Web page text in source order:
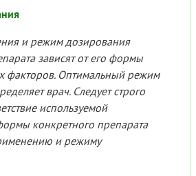
и режим дозирования
зависят от его формы
факторов. Оптимальный режим
врач. Следует строго
используемой
конкретного препарата
и режиму